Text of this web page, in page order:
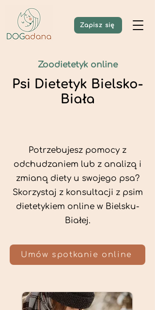
Zapisz się
Zoodietetyk online
Psi Dietetyk Bielsko-
Biała
Potrzebujesz pomocy z
odchudzaniem lub z analizą i
zmianą diety u swojego psa?
Skorzystaj z konsultacji z psim
dietetykiem online w Bielsku-
Białej.
Umów spotkanie online